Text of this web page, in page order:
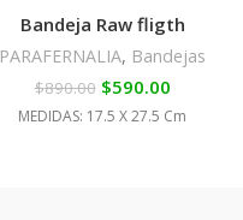
Bandeja Raw fligth
PARAFERNALIA, Bandejas
$890.00 $590.00
MEDIDAS: 17.5 X 27.5 Cm